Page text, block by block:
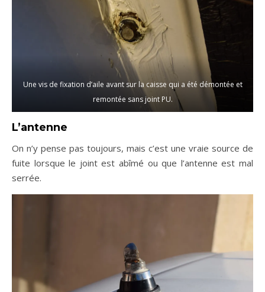
Une vis de fixation d’aile avant sur la caisse qui a été démontée et
remontée sans joint PU.
L’antenne
On n’y pense pas toujours, mais c’est une vraie source de
fuite lorsque le joint est abîmé ou que l’antenne est mal
serrée.